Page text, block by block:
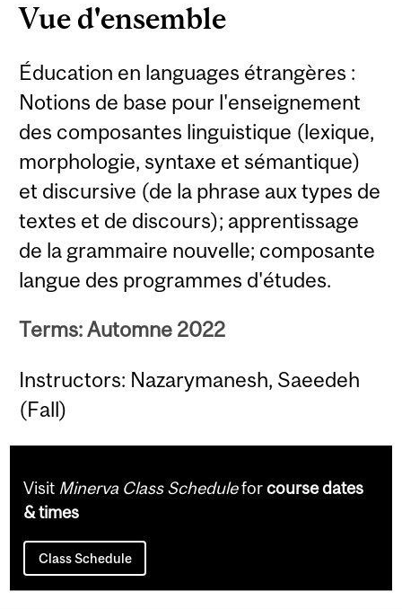
Vue d'ensemble
Éducation en languages étrangères :
Notions de base pour l'enseignement
des composantes linguistique (lexique,
morphologie, syntaxe et sémantique)
et discursive (de la phrase aux types de
textes et de discours); apprentissage
de la grammaire nouvelle; composante
langue des programmes d'études.
Terms: Automne 2022
Instructors: Nazarymanesh, Saeedeh
(Fall)
Visit Minerva Class Scheduleforcourse dates
& times
Class Schedule